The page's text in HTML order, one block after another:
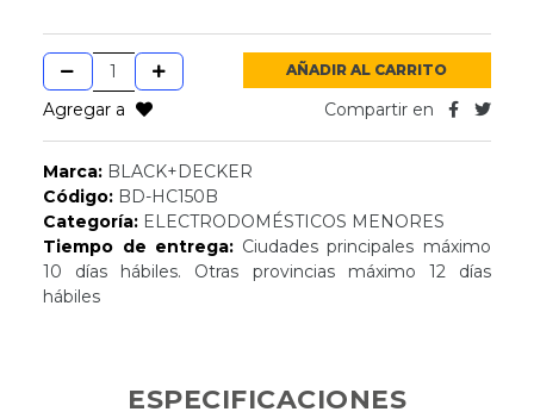
AÑADIR AL CARRITO
Agregar a Compartir en
Marca: BLACK+DECKER
Código: BD-HC150B
Categoría: ELECTRODOMÉSTICOS MENORES
Tiempo de entrega:Ciudades principales máximo
10 días hábiles. Otras provincias máximo 12 días
hábiles
ESPECIFICACIONES